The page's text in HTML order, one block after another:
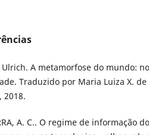
Ulrich. A metamorfose do mundo:
Traduzido por Maria Luiza X. de
2018.
A. C.. O regime de informação